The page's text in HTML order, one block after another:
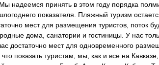
надеемся принять в этом году порядка
показателя. Пляжный туризм
мест для размещения туристов, поток
дома, санатории и гостиницы. У нас
достаточно мест для одновременного
что показать туристам, мы, как и все на